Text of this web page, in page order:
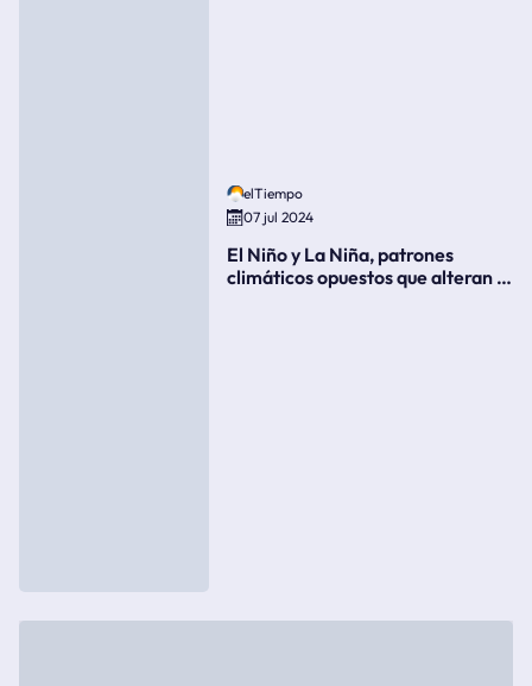
elTiempo
07 jul 2024
El Niño y La Niña, patrones
climáticos opuestos que alteran la